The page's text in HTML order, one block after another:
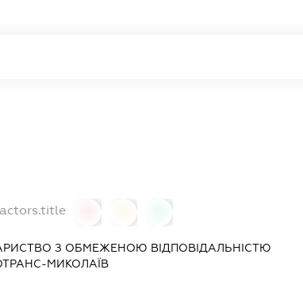
З ОБМЕЖЕНОЮ ВІДПОВІДАЛЬНІСТЮ
МИКОЛАЇВ